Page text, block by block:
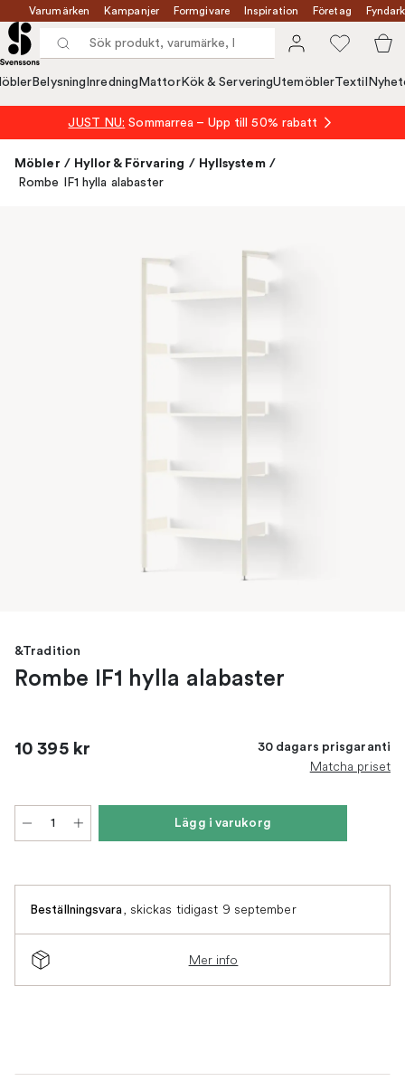
Varumärken Kampanjer Formgivare Inspiration Företag
Belysning Inredning MattorKök & ServeringUtemöblerTextil
JUST NU: Sommarrea – Upp till 50% rabatt
Möbler / Hyllor & Förvaring / Hyllsystem /
Rombe IF1 hylla alabaster
&Tradition
Rombe IF1 hylla alabaster
10 395 kr 30 dagars prisgaranti
Matcha priset
Lägg i varukorg
Beställningsvara, skickas tidigast 9 september
Mer info